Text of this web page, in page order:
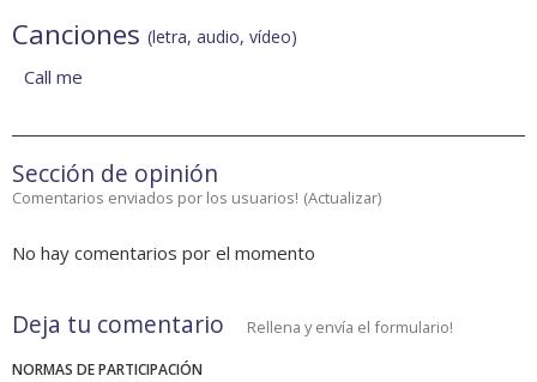
Canciones (letra, audio, vídeo)
Call me
Sección de opinión
Comentarios enviados por los usuarios! (Actualizar)
No hay comentarios por el momento
Deja tu comentario Rellena y envía el formulario!
NORMAS DE PARTICIPACIÓN